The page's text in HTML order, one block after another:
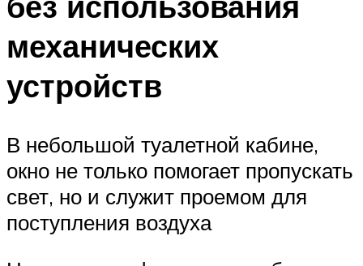
механических
устройств
В небольшой туалетной кабине,
окно не только помогает пропускать
свет, но и служит проемом для
поступления воздуха